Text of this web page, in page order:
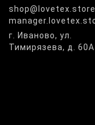
г. Иваново, ул.
Тимирязева, д. 60А